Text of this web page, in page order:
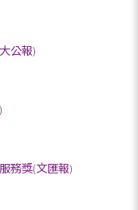
公報)
務獎(文匯報)